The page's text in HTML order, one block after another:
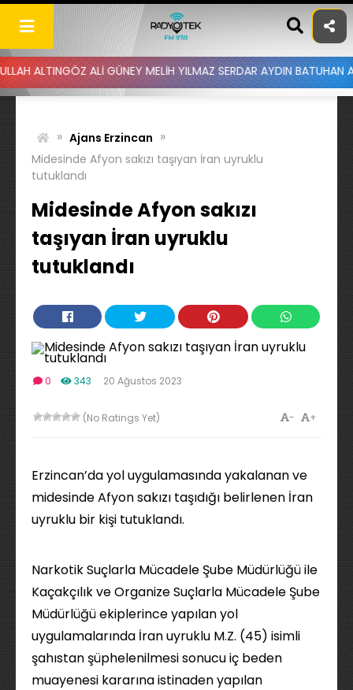
Skip
content
ALİ GÜNEY MELİH YILMAZ SERDAR AYDIN BATUHAN ALTINTAŞ
» Ajans Erzincan »
Midesinde Afyon sakızı taşıyan İran uyruklu
tutuklandı
Midesinde Afyon sakızı
taşıyan İran uyruklu
tutuklandı
0 343 20 Ağustos 2023
(No Ratings Yet) +
-
Erzincan’da yol uygulamasında yakalanan ve
midesinde Afyon sakızı taşıdığı belirlenen İran
uyruklu bir kişi tutuklandı.
Narkotik Suçlarla Mücadele Şube Müdürlüğü ile
Kaçakçılık ve Organize Suçlarla Mücadele Şube
Müdürlüğü ekiplerince yapılan yol
uygulamalarında İran uyruklu M.Z. (45) isimli
şahıstan şüphelenilmesi sonucu iç beden
muayenesi kararına istinaden yapılan